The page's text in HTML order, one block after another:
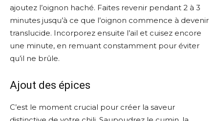
ajoutez l’oignon haché. Faites revenir pendant 2 à 3
minutes jusqu’à ce que l’oignon commence à devenir
translucide. Incorporez ensuite l’ail et cuisez encore
une minute, en remuant constamment pour éviter
qu’il ne brûle.
Ajout des épices
C’est le moment crucial pour créer la saveur